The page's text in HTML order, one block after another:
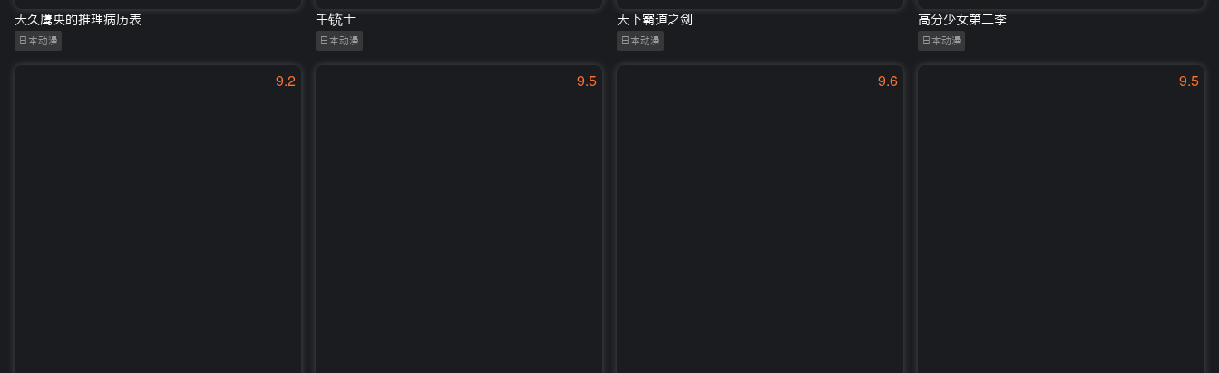
天久鹰央的推理病历表
日本动漫
千铳士
日本动漫
天下霸道之剑
日本动漫
高分少女第二季
日本动漫
9.2 9.5 9.6 9.5